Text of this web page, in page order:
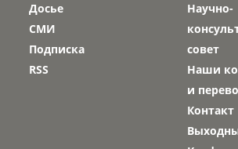
Досье
СМИ
Подписка
RSS
Научно-
совет
Наши
и
Контакт